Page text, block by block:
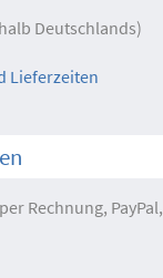
Deutschlands)
Lieferzeiten
Rechnung,